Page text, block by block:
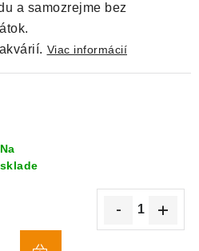
a samozrejme bez
Viac informácií
Na
sklade